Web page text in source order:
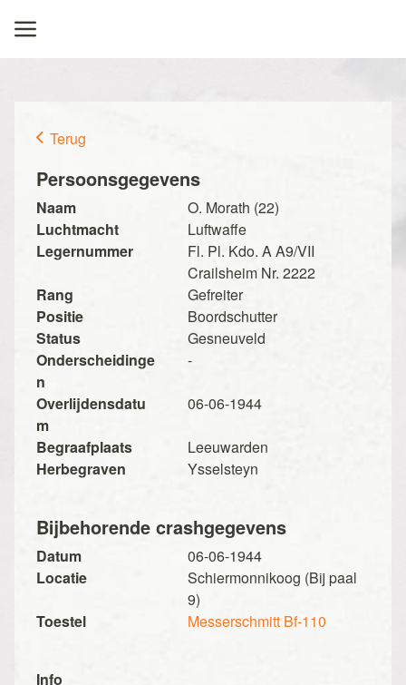
Terug
Persoonsgegevens
Naam
O. Morath (22)
Luchtmacht
Luftwaffe
Legernummer
Fl. Pl. Kdo. A A9/VII
Crailsheim Nr. 2222
Rang
Gefreiter
Positie
Boordschutter
Status
Gesneuveld
Onderscheidinge
n
-
Overlijdensdatu
m
06-06-1944
Begraafplaats
Leeuwarden
Herbegraven
Ysselsteyn
Bijbehorende crashgegevens
Datum
06-06-1944
Locatie
Schiermonnikoog (Bij paal
9)
Toestel
Messerschmitt Bf-110
Info